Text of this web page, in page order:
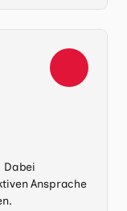
Dabei
Ansprache